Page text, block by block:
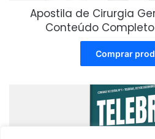
Apostila de Cirurgia
Conteúdo
Comprar